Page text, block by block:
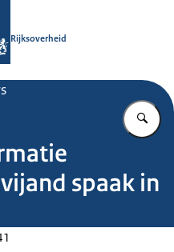
Rijksoverheid
spaak in